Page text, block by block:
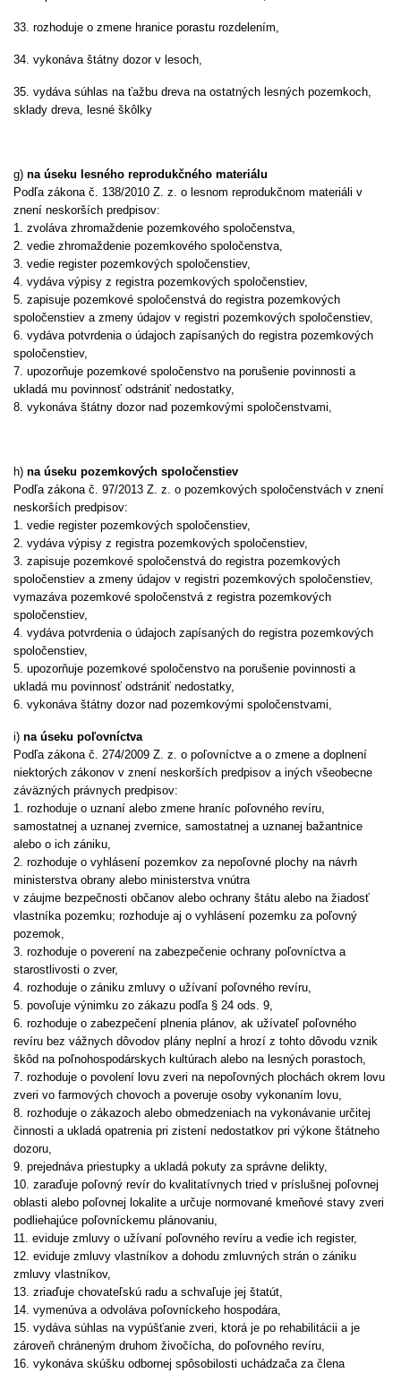
33. rozhoduje o zmene hranice porastu rozdelením,
34. vykonáva štátny dozor v lesoch,
35. vydáva súhlas na ťažbu dreva na ostatných lesných pozemkoch,
sklady dreva, lesné škôlky
g) na úseku lesného reprodukčného materiálu
Podľa zákona č. 138/2010 Z. z. o lesnom reprodukčnom materiáli v
znení neskorších predpisov:
1. zvoláva zhromaždenie pozemkového spoločenstva,
2. vedie zhromaždenie pozemkového spoločenstva,
3. vedie register pozemkových spoločenstiev,
4. vydáva výpisy z registra pozemkových spoločenstiev,
5. zapisuje pozemkové spoločenstvá do registra pozemkových
spoločenstiev a zmeny údajov v registri pozemkových spoločenstiev,
6. vydáva potvrdenia o údajoch zapísaných do registra pozemkových
spoločenstiev,
7. upozorňuje pozemkové spoločenstvo na porušenie povinnosti a
ukladá mu povinnosť odstrániť nedostatky,
8. vykonáva štátny dozor nad pozemkovými spoločenstvami,
h) na úseku pozemkových spoločenstiev
Podľa zákona č. 97/2013 Z. z. o pozemkových spoločenstvách v znení
neskorších predpisov:
1. vedie register pozemkových spoločenstiev,
2. vydáva výpisy z registra pozemkových spoločenstiev,
3. zapisuje pozemkové spoločenstvá do registra pozemkových
spoločenstiev a zmeny údajov v registri pozemkových spoločenstiev,
vymazáva pozemkové spoločenstvá z registra pozemkových
spoločenstiev,
4. vydáva potvrdenia o údajoch zapísaných do registra pozemkových
spoločenstiev,
5. upozorňuje pozemkové spoločenstvo na porušenie povinnosti a
ukladá mu povinnosť odstrániť nedostatky,
6. vykonáva štátny dozor nad pozemkovými spoločenstvami,
i) na úseku poľovníctva
Podľa zákona č. 274/2009 Z. z. o poľovníctve a o zmene a doplnení
niektorých zákonov v znení neskorších predpisov a iných všeobecne
záväzných právnych predpisov:
1. rozhoduje o uznaní alebo zmene hraníc poľovného revíru,
samostatnej a uznanej zvernice, samostatnej a uznanej bažantnice
alebo o ich zániku,
2. rozhoduje o vyhlásení pozemkov za nepoľovné plochy na návrh
ministerstva obrany alebo ministerstva vnútra
v záujme bezpečnosti občanov alebo ochrany štátu alebo na žiadosť
vlastníka pozemku; rozhoduje aj o vyhlásení pozemku za poľovný
pozemok,
3. rozhoduje o poverení na zabezpečenie ochrany poľovníctva a
starostlivosti o zver,
4. rozhoduje o zániku zmluvy o užívaní poľovného revíru,
5. povoľuje výnimku zo zákazu podľa § 24 ods. 9,
6. rozhoduje o zabezpečení plnenia plánov, ak užívateľ poľovného
revíru bez vážnych dôvodov plány neplní a hrozí z tohto dôvodu vznik
škôd na poľnohospodárskych kultúrach alebo na lesných porastoch,
7. rozhoduje o povolení lovu zveri na nepoľovných plochách okrem lovu
zveri vo farmových chovoch a poveruje osoby vykonaním lovu,
8. rozhoduje o zákazoch alebo obmedzeniach na vykonávanie určitej
činnosti a ukladá opatrenia pri zistení nedostatkov pri výkone štátneho
dozoru,
9. prejednáva priestupky a ukladá pokuty za správne delikty,
10. zaraďuje poľovný revír do kvalitatívnych tried v príslušnej poľovnej
oblasti alebo poľovnej lokalite a určuje normované kmeňové stavy zveri
podliehajúce poľovníckemu plánovaniu,
11. eviduje zmluvy o užívaní poľovného revíru a vedie ich register,
12. eviduje zmluvy vlastníkov a dohodu zmluvných strán o zániku
zmluvy vlastníkov,
13. zriaďuje chovateľskú radu a schvaľuje jej štatút,
14. vymenúva a odvoláva poľovníckeho hospodára,
15. vydáva súhlas na vypúšťanie zveri, ktorá je po rehabilitácii a je
zároveň chráneným druhom živočícha, do poľovného revíru,
16. vykonáva skúšku odbornej spôsobilosti uchádzača za člena